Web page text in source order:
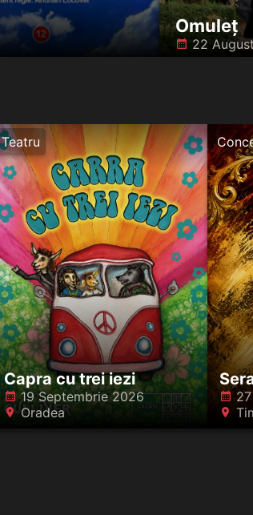
Omuleț
󰸗 22
Teatru
Capra cu trei iezi
󰸗 19 Septembrie 2026
󰍎 Oradea
󰸗
󰍎